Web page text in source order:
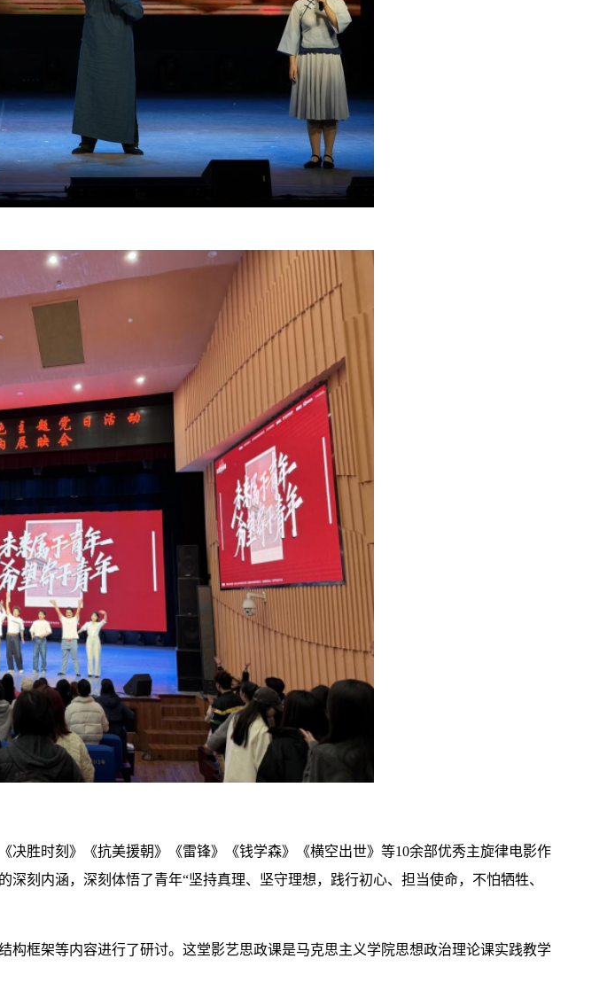
决胜时刻》《抗美援朝》《雷锋》《钱学森》《横空出世》等10余部优秀主旋律电影作
深刻内涵，深刻体悟了青年“坚持真理、坚守理想，践行初心、担当使命，不怕牺牲、
构框架等内容进行了研讨。这堂影艺思政课是马克思主义学院思想政治理论课实践教学